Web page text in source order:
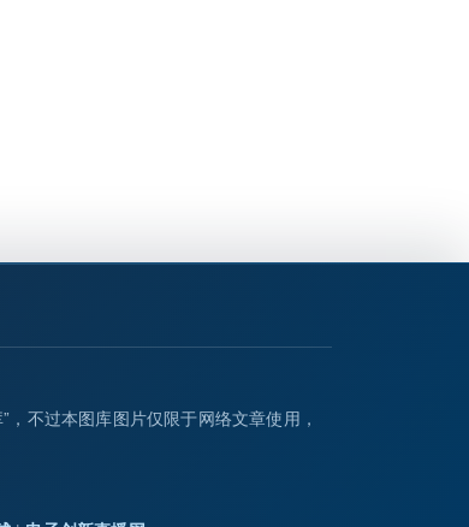
不过本图库图片仅限于网络文章使用，